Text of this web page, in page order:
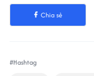
Chia sẻ
#Hashtag